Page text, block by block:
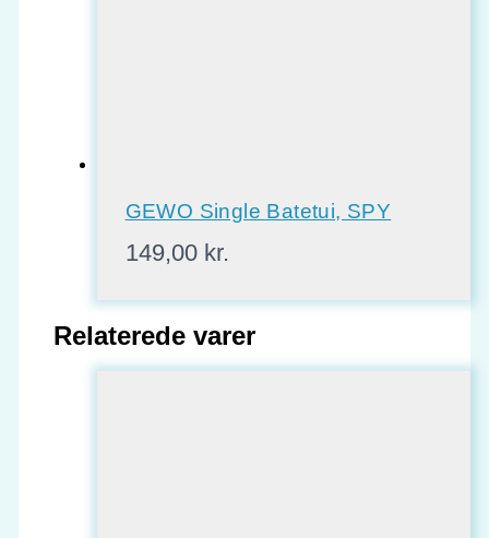
GEWO Single Batetui, SPY
149,00 kr.
Relaterede varer